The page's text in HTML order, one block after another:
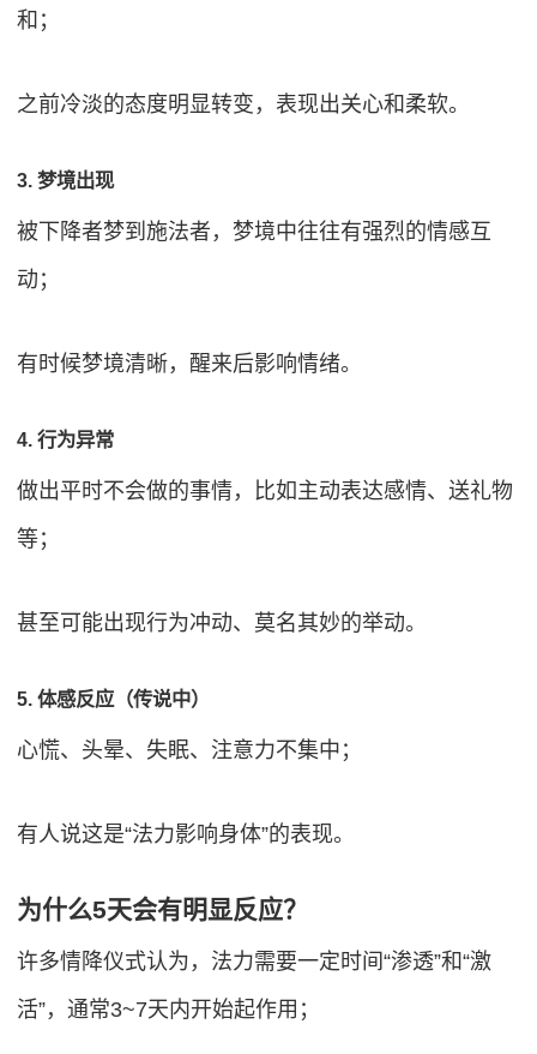
和；
之前冷淡的态度明显转变，表现出关心和柔软。
3. 梦境出现
被下降者梦到施法者，梦境中往往有强烈的情感互
动；
有时候梦境清晰，醒来后影响情绪。
4. 行为异常
做出平时不会做的事情，比如主动表达感情、送礼物
等；
甚至可能出现行为冲动、莫名其妙的举动。
5. 体感反应（传说中）
心慌、头晕、失眠、注意力不集中；
有人说这是“法力影响身体”的表现。
为什么5天会有明显反应？
许多情降仪式认为，法力需要一定时间“渗透”和“激
活”，通常3~7天内开始起作用；